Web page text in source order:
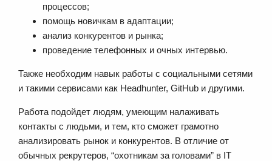
процессов;
помощь новичкам в адаптации;
анализ конкурентов и рынка;
проведение телефонных и очных интервью.
Также необходим навык работы с социальными сетями
и такими сервисами как Headhunter, GitHub и другими.
Работа подойдет людям, умеющим налаживать
контакты с людьми, и тем, кто сможет грамотно
анализировать рынок и конкурентов. В отличие от
обычных рекрутеров, “охотникам за головами” в IT